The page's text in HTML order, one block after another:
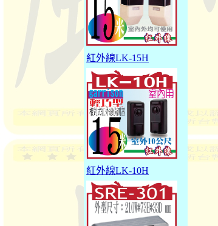
紅外線LK-15H
紅外線LK-10H